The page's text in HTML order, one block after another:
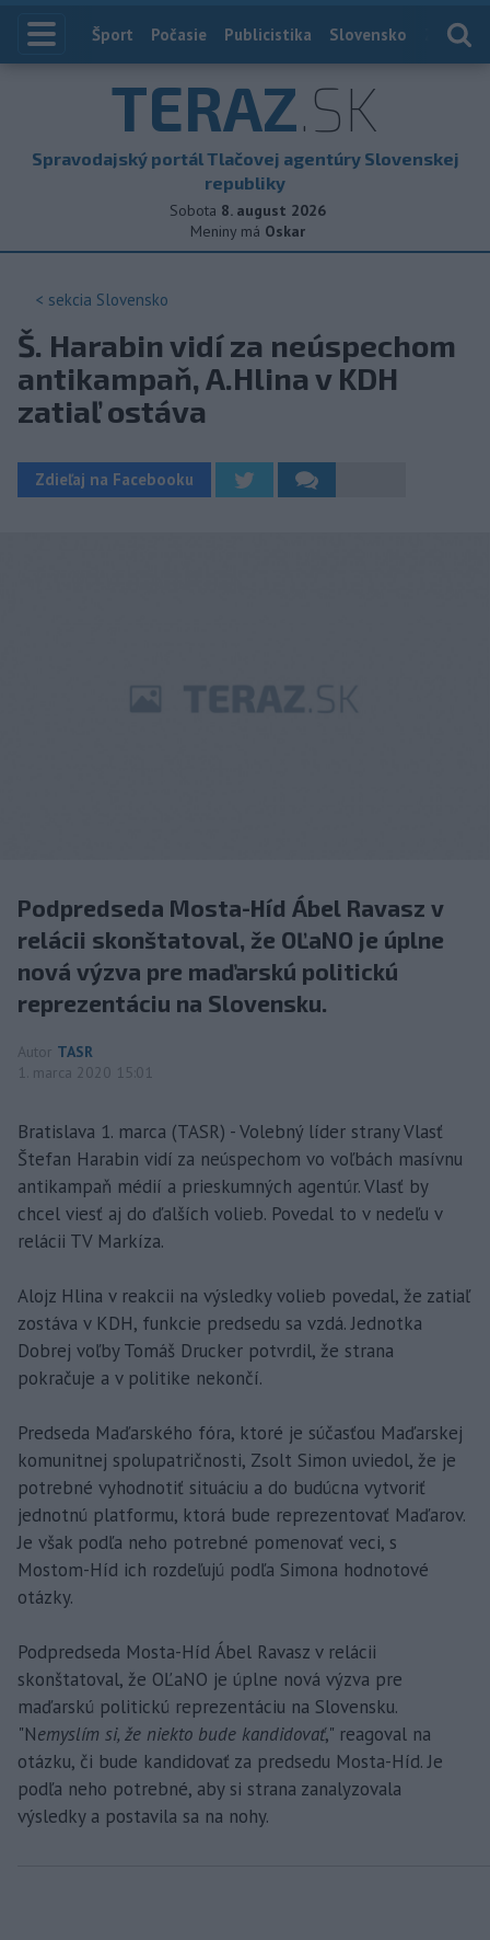
Index
Šport Počasie Publicistika Slovensko
TERAZ.SK
Spravodajský portál Tlačovej agentúry Slovenskej
republiky
Sobota 8. august 2026
Meniny má Oskar
< sekcia Slovensko
Š. Harabin vidí za neúspechom
antikampaň, A.Hlina v KDH
zatiaľ ostáva
Zdieľaj na Facebooku
Podpredseda Mosta-Híd Ábel Ravasz v
relácii skonštatoval, že OĽaNO je úplne
nová výzva pre maďarskú politickú
reprezentáciu na Slovensku.
Autor TASR
1. marca 2020 15:01
Bratislava 1. marca (TASR) - Volebný líder strany Vlasť
Štefan Harabin vidí za neúspechom vo voľbách masívnu
antikampaň médií a prieskumných agentúr. Vlasť by
chcel viesť aj do ďalších volieb. Povedal to v nedeľu v
relácii TV Markíza.
Alojz Hlina v reakcii na výsledky volieb povedal, že zatiaľ
zostáva v KDH, funkcie predsedu sa vzdá. Jednotka
Dobrej voľby Tomáš Drucker potvrdil, že strana
pokračuje a v politike nekončí.
Predseda Maďarského fóra, ktoré je súčasťou Maďarskej
komunitnej spolupatričnosti, Zsolt Simon uviedol, že je
potrebné vyhodnotiť situáciu a do budúcna vytvoriť
jednotnú platformu, ktorá bude reprezentovať Maďarov.
Je však podľa neho potrebné pomenovať veci, s
Mostom-Híd ich rozdeľujú podľa Simona hodnotové
otázky.
Podpredseda Mosta-Híd Ábel Ravasz v relácii
skonštatoval, že OĽaNO je úplne nová výzva pre
maďarskú politickú reprezentáciu na Slovensku.
"Nemyslím si, že niekto bude kandidovať," reagoval na
otázku, či bude kandidovať za predsedu Mosta-Híd. Je
podľa neho potrebné, aby si strana zanalyzovala
výsledky a postavila sa na nohy.